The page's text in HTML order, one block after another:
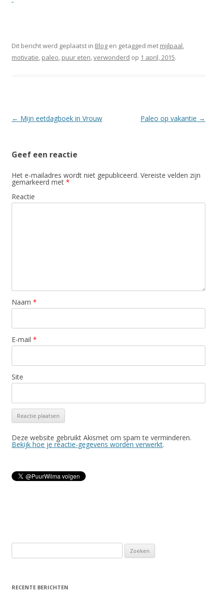
Dit bericht werd geplaatst in Blog en getagged met mijlpaal,
motivatie, paleo, puur eten,verwonderd op 1 april, 2015.
Berichtnavigatie
← Mijn eetdagboek in Vrouw Paleo op vakantie →
Geef een reactie
Het e-mailadres wordt niet gepubliceerd. Vereiste velden zijn
gemarkeerd met *
Reactie
Naam *
E-mail *
Site
Deze website gebruikt Akismet om spam te verminderen.
Bekijk hoe je reactie-gegevens worden verwerkt.
o
k
RECENTE BERICHTEN